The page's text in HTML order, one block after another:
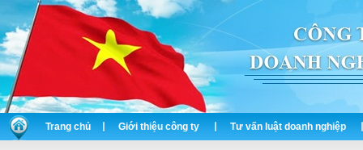
Trang chủ Giới thiệu công ty Tư vấn luật doanh nghiệp